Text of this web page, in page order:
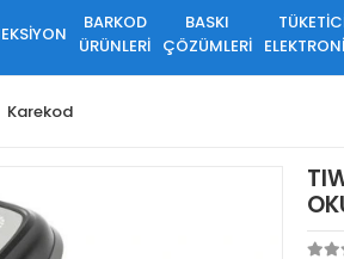
BARKOD
ÜRÜNLERİ
BASKI
ÇÖZÜMLERİ
Karekod